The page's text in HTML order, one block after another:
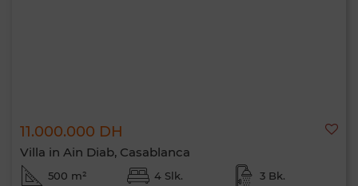
11.000.000 DH
Villa in Ain Diab, Casablanca
500 m² 4 Slk. 3 Bk.